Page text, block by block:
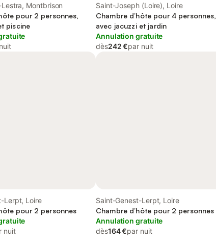
Montbrison
pour 2 personnes,
piscine
Saint-Joseph (Loire), Loire
Chambre d’hôte pour 4 personnes,
avec jacuzzi et jardin
Annulation gratuite
dès242 €par nuit
Lerpt, Loire
pour 2 personnes
nuit
Saint-Genest-Lerpt, Loire
Chambre d’hôte pour 2 personnes
Annulation gratuite
dès164 €par nuit